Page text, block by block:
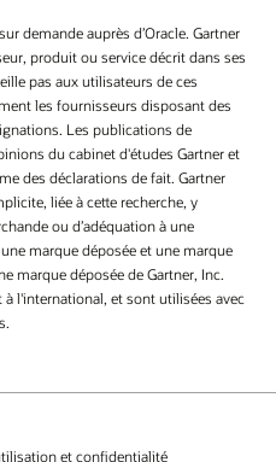
demande auprès d’Oracle. Gartner
produit ou service décrit dans ses
pas aux utilisateurs de ces
les fournisseurs disposant des
Les publications de
du cabinet d'études Gartner et
des déclarations de fait. Gartner
liée à cette recherche, y
ou d’adéquation à une
marque déposée et une marque
marque déposée de Gartner, Inc.
l'international, et sont utilisées avec
et confidentialité